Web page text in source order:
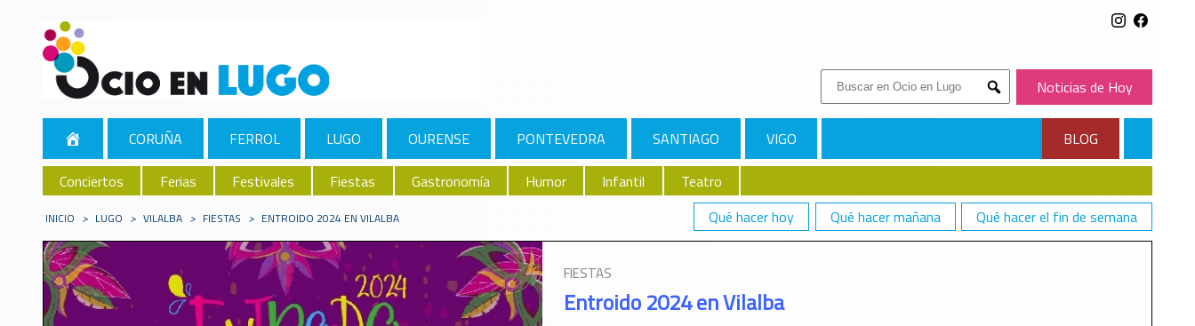
Buscar:
Submit
Noticias de Hoy
CORUÑA FERROL LUGO OURENSE PONTEVEDRA SANTIAGO VIGO
BLOG
Conciertos
Ferias Festivales Fiestas Gastronomía Humor Infantil
Teatro
Qué hacer hoy
Qué hacer mañana Qué hacer el fin de semana
INICIO > LUGO > VILALBA > FIESTAS > ENTROIDO 2024 EN VILALBA
FIESTAS
Entroido 2024 en Vilalba